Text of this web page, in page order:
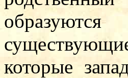
которые